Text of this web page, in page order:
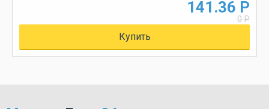
141.36 Р
0 Р
Купить